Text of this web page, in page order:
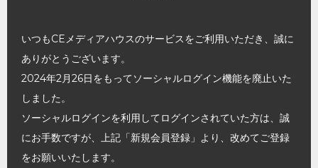
いつもCEメディアハウスのサービスをご利用いただき、誠に
ありがとうございます。
2024年2月26日をもってソーシャルログイン機能を廃止いた
しました。
ソーシャルログインを利用してログインされていた方は、誠
にお手数ですが、上記「新規会員登録」より、改めてご登録
をお願いいたします。